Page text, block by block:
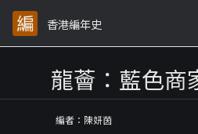
香港編年史
龍薈：藍色商
編者：陳妍茵